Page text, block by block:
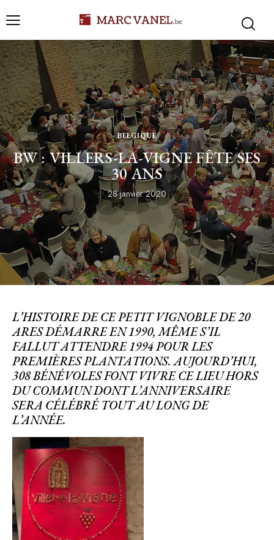
BELGIQUE
BW : VILLERS-LA-VIGNE FÊTE SES
30 ANS
28 janvier 2020
L’HISTOIRE DE CE PETIT VIGNOBLE DE 20
ARES DÉMARRE EN 1990, MÊME S’IL
FALLUT ATTENDRE 1994 POUR LES
PREMIÈRES PLANTATIONS. AUJOURD’HUI,
308 BÉNÉVOLES FONT VIVRE CE LIEU HORS
DU COMMUN DONT L’ANNIVERSAIRE
SERA CÉLÉBRÉ TOUT AU LONG DE
L’ANNÉE.